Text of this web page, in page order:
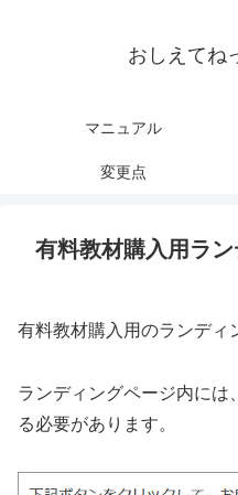
おしえてね
マニュアル
変更点
有料教材購入用ラ
有料教材購入用のランディ
ランディングページ内には
る必要があります。